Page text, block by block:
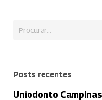
Posts recentes
Uniodonto